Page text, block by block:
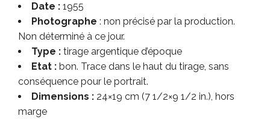
Date : 1955
Photographe : non précisé par la production.
Non déterminé à ce jour.
Type : tirage argentique d’époque
Etat : bon. Trace dans le haut du tirage, sans
conséquence pour le portrait.
Dimensions : 24×19 cm (7 1/2×9 1/2 in.), hors
marge